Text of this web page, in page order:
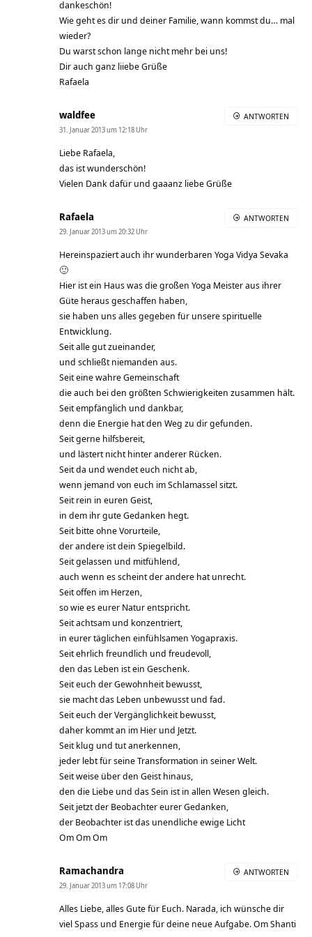
dankeschön!
Wie geht es dir und deiner Familie, wann kommst du… mal
wieder?
Du warst schon lange nicht mehr bei uns!
Dir auch ganz liiebe Grüße
Rafaela
waldfee
31. Januar 2013 um 12:18 Uhr
Liebe Rafaela,
das ist wunderschön!
Vielen Dank dafür und gaaanz liebe Grüße
ANTWORTEN
Rafaela
29. Januar 2013 um 20:32 Uhr
Hereinspaziert auch ihr wunderbaren Yoga Vidya Sevaka
🙂
Hier ist ein Haus was die großen Yoga Meister aus ihrer
Güte heraus geschaffen haben,
sie haben uns alles gegeben für unsere spirituelle
Entwicklung.
Seit alle gut zueinander,
und schließt niemanden aus.
Seit eine wahre Gemeinschaft
die auch bei den größten Schwierigkeiten zusammen hält.
Seit empfänglich und dankbar,
denn die Energie hat den Weg zu dir gefunden.
Seit gerne hilfsbereit,
und lästert nicht hinter anderer Rücken.
Seit da und wendet euch nicht ab,
wenn jemand von euch im Schlamassel sitzt.
Seit rein in euren Geist,
in dem ihr gute Gedanken hegt.
Seit bitte ohne Vorurteile,
der andere ist dein Spiegelbild.
Seit gelassen und mitfühlend,
auch wenn es scheint der andere hat unrecht.
Seit offen im Herzen,
so wie es eurer Natur entspricht.
Seit achtsam und konzentriert,
in eurer täglichen einfühlsamen Yogapraxis.
Seit ehrlich freundlich und freudevoll,
den das Leben ist ein Geschenk.
Seit euch der Gewohnheit bewusst,
sie macht das Leben unbewusst und fad.
Seit euch der Vergänglichkeit bewusst,
daher kommt an im Hier und Jetzt.
Seit klug und tut anerkennen,
jeder lebt für seine Transformation in seiner Welt.
Seit weise über den Geist hinaus,
den die Liebe und das Sein ist in allen Wesen gleich.
Seit jetzt der Beobachter eurer Gedanken,
der Beobachter ist das unendliche ewige Licht
Om Om Om
ANTWORTEN
Ramachandra
29. Januar 2013 um 17:08 Uhr
Alles Liebe, alles Gute für Euch. Narada, ich wünsche dir
viel Spass und Energie für deine neue Aufgabe. Om Shanti
ANTWORTEN